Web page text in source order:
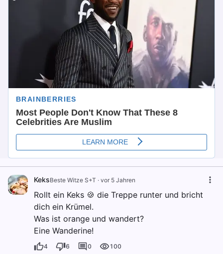
KeksBeste Witze S+T · vor 5 Jahren
Rollt ein Keks 🍪 die Treppe runter und bricht
dich ein Krümel.
Was ist orange und wandert?
Eine Wanderine!
4 6 0 100